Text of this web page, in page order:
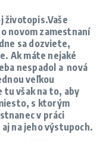
životopis.Vaše
novom zamestnaní
sa dozviete,
Ak máte nejaké
nespadol a nová
veľkou
tu však na to, aby
s ktorým
v práci
na jeho výstupoch.